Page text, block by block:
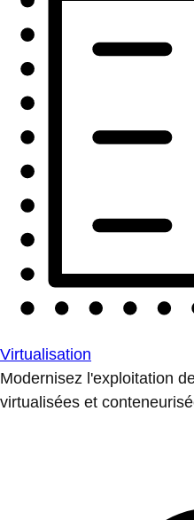
Virtualisation
Modernisez l'exploitation
virtualisées et